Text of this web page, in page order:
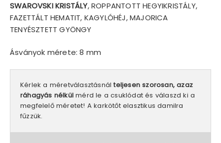
SWAROVSKI KRISTÁLY, ROPPANTOTT HEGYIKRISTÁLY,
FAZETTÁLT HEMATIT, KAGYLÓHÉJ, MAJORICA
TENYÉSZTETT GYÖNGY
Ásványok mérete: 8 mm
Kérlek a méretválasztásnálteljesen szorosan, azaz
ráhagyás nélkül mérd le a csuklódat és válaszd ki a
megfelelő méretet! A karkötőt elasztikus damilra
fűzzük.